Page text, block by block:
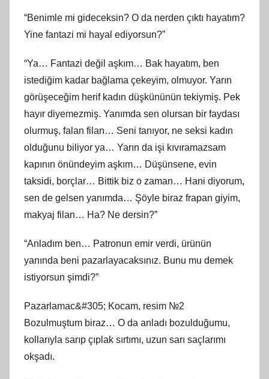
“Benimle mi gideceksin? O da nerden çıktı hayatım?
Yine fantazi mi hayal ediyorsun?”
“Ya… Fantazi değil aşkım… Bak hayatım, ben
istediğim kadar bağlama çekeyim, olmuyor. Yarın
görüşeceğim herif kadın düşkününün tekiymiş. Pek
hayır diyemezmiş. Yanımda sen olursan bir faydası
olurmuş, falan filan… Seni tanıyor, ne seksi kadın
olduğunu biliyor ya… Yarın da işi kıvıramazsam
kapının önündeyim aşkım… Düşünsene, evin
taksidi, borçlar… Bittik biz o zaman… Hani diyorum,
sen de gelsen yanımda… Şöyle biraz frapan giyim,
makyaj filan… Ha? Ne dersin?”
“Anladım ben… Patronun emir verdi, ürünün
yanında beni pazarlayacaksınız. Bunu mu demek
istiyorsun şimdi?”
Pazarlamac&#305; Kocam, resim №2
Bozulmuştum biraz… O da anladı bozulduğumu,
kollarıyla sarıp çıplak sırtımı, uzun sarı saçlarımı
okşadı.